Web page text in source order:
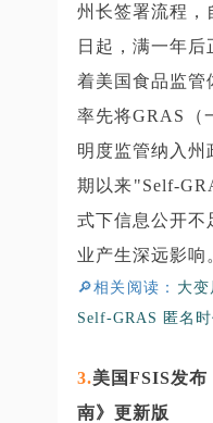
州长签署流程，
日起，满一年
着美国食品监管
率先将GRAS（
明度监管纳入州
期以来"Self-
式下信息公开不
业产生深远影响
🔎相关阅读： 大
Self-GRAS 匿名
3.美国FSIS发
南》更新版